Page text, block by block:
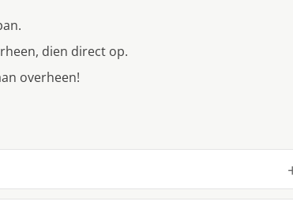
dien direct op.
overheen!